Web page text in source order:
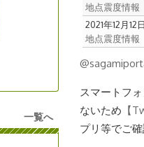
一覧へ
地点震度情報
2021年12月12日
地点震度情報
スマートフ
ないため 【
プリ等でご確